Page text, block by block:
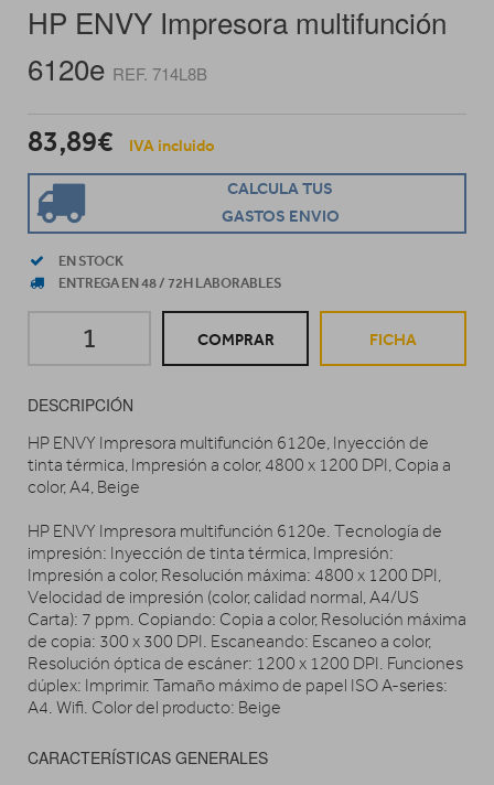
HP ENVY Impresora multifunción
6120e REF. 714L8B
83,89€ IVA incluido
CALCULA TUS
GASTOS ENVIO
EN STOCK
ENTREGA EN 48 / 72H LABORABLES
COMPRAR FICHA
DESCRIPCIÓN
HP ENVY Impresora multifunción 6120e, Inyección de
tinta térmica, Impresión a color, 4800 x 1200 DPI, Copia a
color, A4, Beige
HP ENVY Impresora multifunción 6120e. Tecnología de
impresión: Inyección de tinta térmica, Impresión:
Impresión a color, Resolución máxima: 4800 x 1200 DPI,
Velocidad de impresión (color, calidad normal, A4/US
Carta): 7 ppm. Copiando: Copia a color, Resolución máxima
de copia: 300 x 300 DPI. Escaneando: Escaneo a color,
Resolución óptica de escáner: 1200 x 1200 DPI. Funciones
dúplex: Imprimir. Tamaño máximo de papel ISO A-series:
A4. Wifi. Color del producto: Beige
CARACTERÍSTICAS GENERALES